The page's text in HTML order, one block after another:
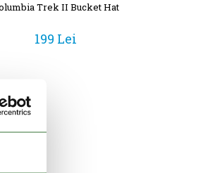
Trek II Bucket Hat
199 Lei